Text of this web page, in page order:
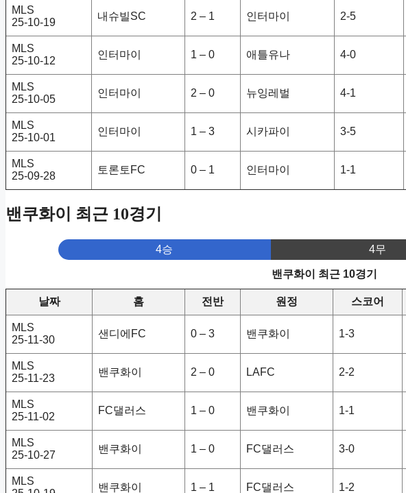
MLS
25-10-19
내슈빌SC 2 – 1 인터마이 2-5
MLS
25-10-12
인터마이 1 – 0 애틀유나 4-0
MLS
25-10-05
인터마이 2 – 0 뉴잉레벌 4-1
MLS
25-10-01
인터마이 1 – 3 시카파이 3-5
MLS
25-09-28
토론토FC 0 – 1 인터마이 1-1
밴쿠화이 최근 10경기
4승 4무
밴쿠화이 최근 10경기
날짜 홈 전반 원정 스코어
MLS
25-11-30
샌디에FC 0 – 3 밴쿠화이 1-3
MLS
25-11-23
밴쿠화이 2 – 0 LAFC 2-2
MLS
25-11-02
FC댈러스 1 – 0 밴쿠화이 1-1
MLS
25-10-27
밴쿠화이 1 – 0 FC댈러스 3-0
MLS
밴쿠화이 1 – 1 FC댈러스 1-2